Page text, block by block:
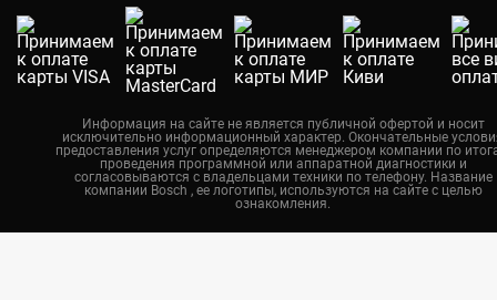
Новосибирск
Калининград
Челябинск
Казань
Воронеж
Информация на сайте не является публичной офертой и носит
исключительно информационный характер. Окончательные
предоставления услуг определяются менеджером компании по
проведения программной или аппаратной диагностики и
согласовываются с владельцами техники по телефону. Название
компании Bosch , ее логотипы, используются на сайте с целью
ознакомления.